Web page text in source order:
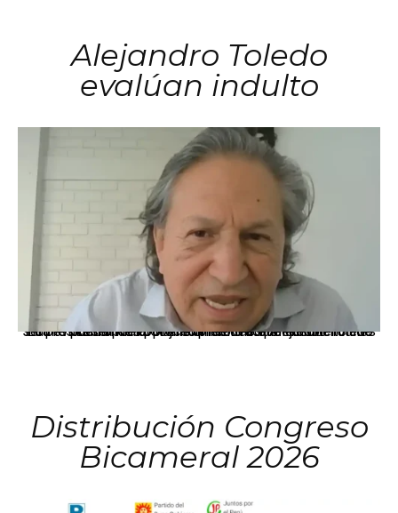
Alejandro Toledo
evalúan indulto
La presidenta Keiko Fujimori informó que la solicitud de indulto presentada por el expresidente Alejandro Toledo será evaluada por la Comisión de Gracias Presidenciales conforme al procedimiento establecido.
Distribución Congreso
Bicameral 2026